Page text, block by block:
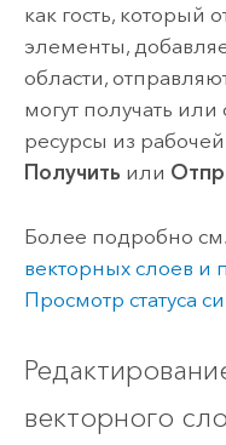
как гость, который
элементы,
области,
могут получать или
ресурсы из
Получить или
Более подробно см.
векторных слоев и
Просмотр статуса
векторного